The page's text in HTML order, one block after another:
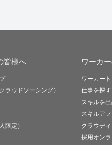
皆様へ
ラウドソーシング）
限定）
ワーカ
ワーカー
仕事を探
スキルを
スキルア
クラウデ
採用オン